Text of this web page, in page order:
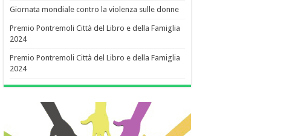
Giornata mondiale contro la violenza sulle donne
Premio Pontremoli Città del Libro e della Famiglia
2024
Premio Pontremoli Città del Libro e della Famiglia
2024